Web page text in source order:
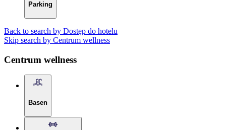
Parking
Back to search by Dostęp do hotelu
Skip search by Centrum wellness
Centrum wellness
Basen